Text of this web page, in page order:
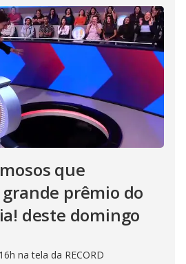
que
prêmio do
deste domingo
na tela da RECORD